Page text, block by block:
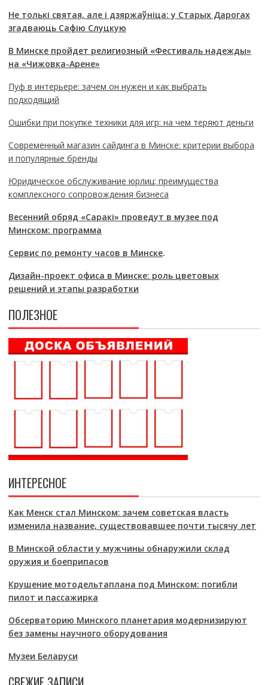
Не толькі святая, але і дзяржаўніца: у Старых Дарогах
згадваюць Сафію Слуцкую
В Минске пройдет религиозный «Фестиваль надежды»
на «Чижовка-Арене»
Пуф в интерьере: зачем он нужен и как выбрать
подходящий
Ошибки при покупке техники для игр: на чем теряют деньги
Современный магазин сайдинга в Минске: критерии выбора
и популярные бренды
Юридическое обслуживание юрлиц: преимущества
комплексного сопровождения бизнеса
Весенний обряд «Саракі» проведут в музее под
Минском: программа
Сервис по ремонту часов в Минске.
Дизайн-проект офиса в Минске: роль цветовых
решений и этапы разработки
ПОЛЕЗНОЕ
ИНТЕРЕСНОЕ
Как Менск стал Минском: зачем советская власть
изменила название, существовавшее почти тысячу лет
В Минской области у мужчины обнаружили склад
оружия и боеприпасов
Крушение мотодельтаплана под Минском: погибли
пилот и пассажирка
Обсерваторию Минского планетария модернизируют
без замены научного оборудования
Музеи Беларуси